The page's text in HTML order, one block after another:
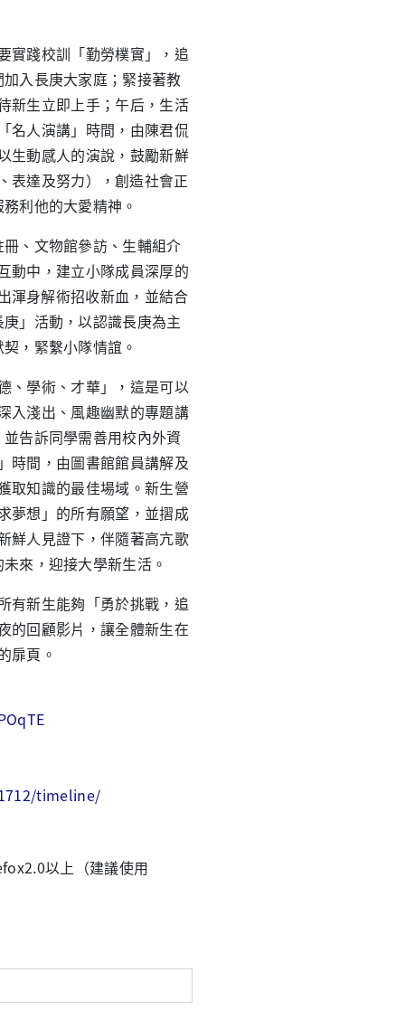
實踐校訓「勤勞樸實」，追
入長庚大家庭；緊接著教
新生立即上手；午后，生活
名人演講」時間，由陳君侃
生動感人的演說，鼓勵新鮮
表達及努力），創造社會正
利他的大愛精神。
、文物館參訪、生輔組介
動中，建立小隊成員深厚的
渾身解術招收新血，並結合
」活動，以認識長庚為主
，緊繫小隊情誼。
、學術、才華」，這是可以
入淺出、風趣幽默的專題講
告訴同學需善用校內外資
時間，由圖書館館員講解及
取知識的最佳場域。新生營
夢想」的所有願望，並摺成
鮮人見證下，伴隨著高亢歌
來，迎接大學新生活。
有新生能夠「勇於挑戰，追
的回顧影片，讓全體新生在
扉頁。
timeline/
以上（建議使用